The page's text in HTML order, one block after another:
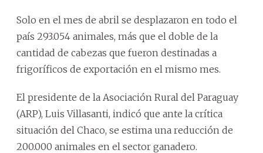
Solo en el mes de abril se desplazaron en todo el
país 293.054 animales, más que el doble de la
cantidad de cabezas que fueron destinadas a
frigoríficos de exportación en el mismo mes.
El presidente de la Asociación Rural del Paraguay
(ARP), Luis Villasanti, indicó que ante la crítica
situación del Chaco, se estima una reducción de
200.000 animales en el sector ganadero.